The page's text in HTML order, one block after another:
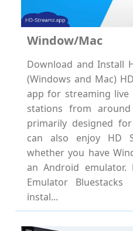
Window/Mac
Download and Install
(Windows and Mac)
app for streaming live
stations from
primarily designed
can also enjoy HD
whether you have
an Android emulator.
Emulator
instal...